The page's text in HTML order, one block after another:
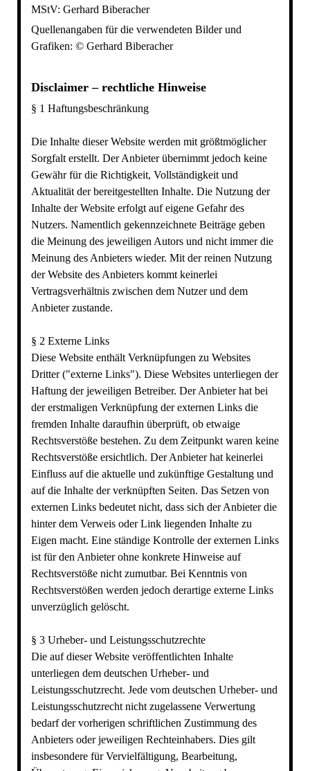
MStV: Gerhard Biberacher
Quellenangaben für die verwendeten Bilder und
Grafiken: © Gerhard Biberacher
Disclaimer – rechtliche Hinweise
§ 1 Haftungsbeschränkung
Die Inhalte dieser Website werden mit größtmöglicher
Sorgfalt erstellt. Der Anbieter übernimmt jedoch keine
Gewähr für die Richtigkeit, Vollständigkeit und
Aktualität der bereitgestellten Inhalte. Die Nutzung der
Inhalte der Website erfolgt auf eigene Gefahr des
Nutzers. Namentlich gekennzeichnete Beiträge geben
die Meinung des jeweiligen Autors und nicht immer die
Meinung des Anbieters wieder. Mit der reinen Nutzung
der Website des Anbieters kommt keinerlei
Vertragsverhältnis zwischen dem Nutzer und dem
Anbieter zustande.
§ 2 Externe Links
Diese Website enthält Verknüpfungen zu Websites
Dritter ("externe Links"). Diese Websites unterliegen der
Haftung der jeweiligen Betreiber. Der Anbieter hat bei
der erstmaligen Verknüpfung der externen Links die
fremden Inhalte daraufhin überprüft, ob etwaige
Rechtsverstöße bestehen. Zu dem Zeitpunkt waren keine
Rechtsverstöße ersichtlich. Der Anbieter hat keinerlei
Einfluss auf die aktuelle und zukünftige Gestaltung und
auf die Inhalte der verknüpften Seiten. Das Setzen von
externen Links bedeutet nicht, dass sich der Anbieter die
hinter dem Verweis oder Link liegenden Inhalte zu
Eigen macht. Eine ständige Kontrolle der externen Links
ist für den Anbieter ohne konkrete Hinweise auf
Rechtsverstöße nicht zumutbar. Bei Kenntnis von
Rechtsverstößen werden jedoch derartige externe Links
unverzüglich gelöscht.
§ 3 Urheber- und Leistungsschutzrechte
Die auf dieser Website veröffentlichten Inhalte
unterliegen dem deutschen Urheber- und
Leistungsschutzrecht. Jede vom deutschen Urheber- und
Leistungsschutzrecht nicht zugelassene Verwertung
bedarf der vorherigen schriftlichen Zustimmung des
Anbieters oder jeweiligen Rechteinhabers. Dies gilt
insbesondere für Vervielfältigung, Bearbeitung,